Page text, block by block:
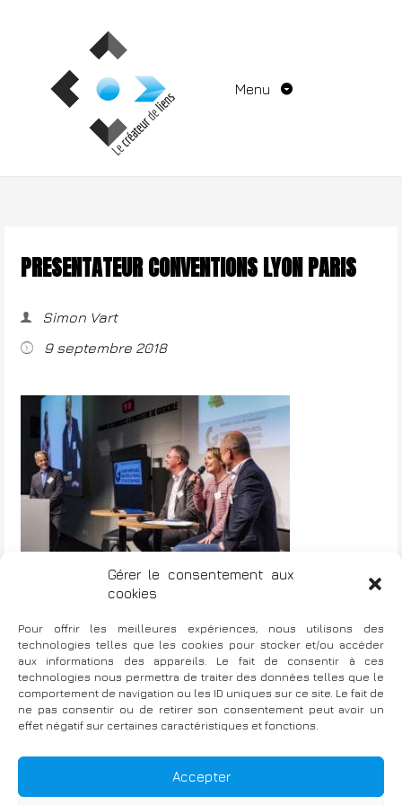
Gérer le consentement aux
cookies
Pour offrir les meilleures expériences, nous utilisons des
technologies telles que les cookies pour stocker et/ou accéder
aux informations des appareils. Le fait de consentir à ces
technologies nous permettra de traiter des données telles que le
comportement de navigation ou les ID uniques sur ce site. Le fait de
ne pas consentir ou de retirer son consentement peut avoir un
effet négatif sur certaines caractéristiques et fonctions.
Accepter
Menu
PRESENTATEUR CONVENTIONS LYON PARIS
Simon Vart
9 septembre 2018
N
a
v
EM Grenoble – Profits et
Epanouissement en Entreprise?
Fièrement propulsé par WordPress
Atlantis Themes